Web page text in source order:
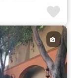
Cocina equipada
por cable